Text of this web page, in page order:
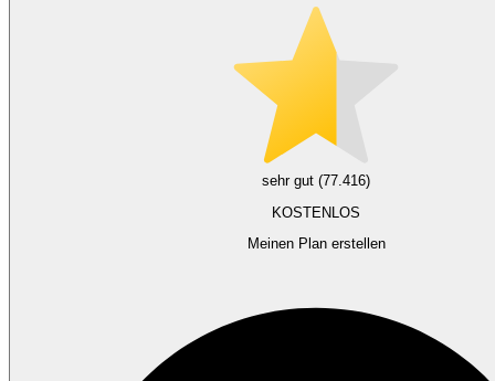
sehr gut (77.416)
KOSTENLOS
Meinen Plan erstellen